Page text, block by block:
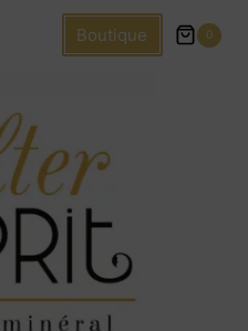
Boutique 0